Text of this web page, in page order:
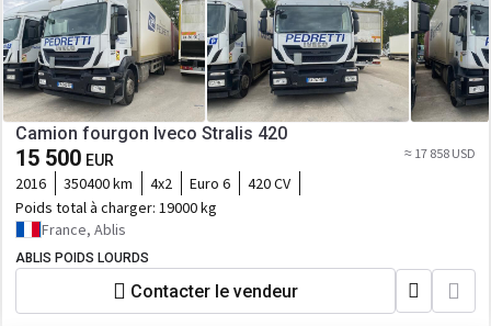
Camion fourgon Iveco Stralis 420
15 500 EUR ≈ 17 858 USD
2016 350400 km 4x2 Euro 6
420 CV
Poids total à charger: 19000 kg
France, Ablis
ABLIS POIDS LOURDS
Contacter le vendeur